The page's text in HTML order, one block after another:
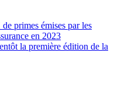
primes émises par les
en 2023
la première édition de la